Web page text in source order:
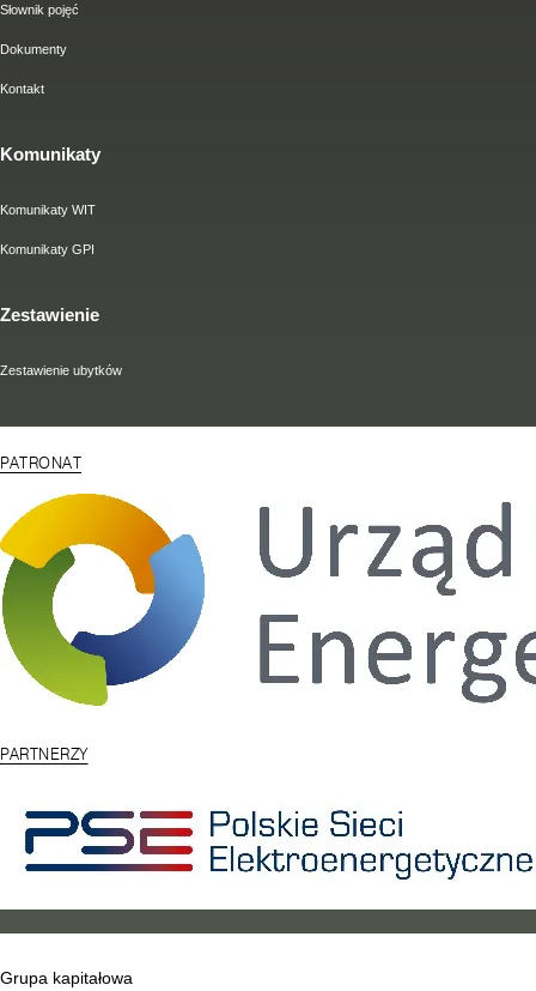
Słownik pojęć
Dokumenty
Kontakt
Komunikaty
Komunikaty WIT
Komunikaty GPI
Zestawienie
Zestawienie ubytków
PATRONAT
PARTNERZY
Grupa kapitałowa